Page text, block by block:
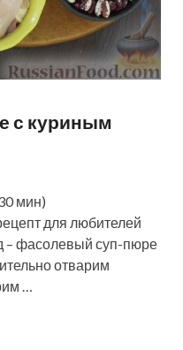
с куриным
мин)
для любителей
– фасолевый суп-пюре
отварим
…